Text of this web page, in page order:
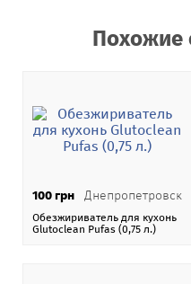
Бесфосфатные моющие
Стоимость своих услуг,
коммерческому курсу
На нашейдоске
При размещении
моющие средства ТМ
Похожие
100 грн Днепропетровск
Обезжириватель для кухонь
Glutoclean Pufas (0,75 л.)